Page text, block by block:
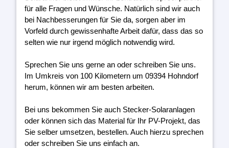
für alle Fragen und Wünsche. Natürlich sind wir auch
bei Nachbesserungen für Sie da, sorgen aber im
Vorfeld durch gewissenhafte Arbeit dafür, dass das so
selten wie nur irgend möglich notwendig wird.
Sprechen Sie uns gerne an oder schreiben Sie uns.
Im Umkreis von 100 Kilometern um 09394 Hohndorf
herum, können wir am besten arbeiten.
Bei uns bekommen Sie auch Stecker-Solaranlagen
oder können sich das Material für Ihr PV-Projekt, das
Sie selber umsetzen, bestellen. Auch hierzu sprechen
oder schreiben Sie uns einfach an.